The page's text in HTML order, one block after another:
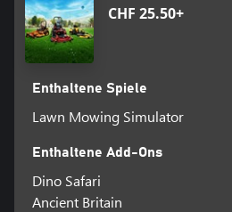
CHF 25.50+
Enthaltene Spiele
Lawn Mowing Simulator
Enthaltene Add-Ons
Dino Safari
Ancient Britain